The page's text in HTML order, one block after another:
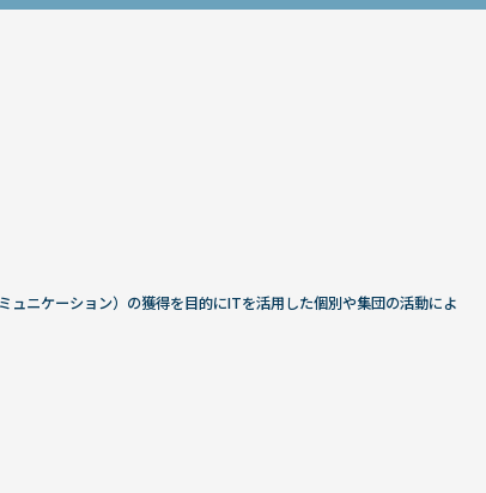
ニケーション）の獲得を目的にITを活用した個別や集団の活動によ